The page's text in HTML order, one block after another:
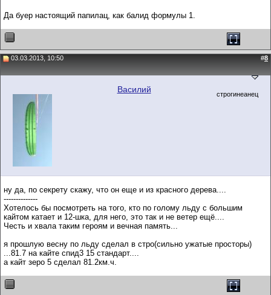
Да буер настоящий папилац, как балид формулы 1.
03.03.2013, 10:50 #8
Василий строгинеанец
ну да, по секрету скажу, что он еще и из красного дерева....
--------------
Хотелось бы посмотреть на того, кто по голому льду с большим
кайтом катает и 12-шка, для него, это так и не ветер ещё....
Честь и хвала таким героям и вечная память...
я прошлую весну по льду сделал в стро(сильно ужатые просторы)
...81.7 на кайте спид3 15 стандарт....
а кайт зеро 5 сделал 81.2км.ч.